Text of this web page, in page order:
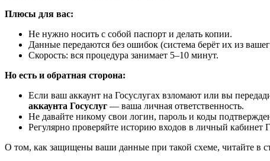
Плюсы для вас:
Не нужно носить с собой паспорт и делать копии.
Данные передаются без ошибок (система берёт их из
Скорость: вся процедура занимает 5–10 минут.
Но есть и обратная сторона:
Если ваш аккаунт на Госуслугах взломают или вы
аккаунта Госуслуг — ваша личная ответственность.
Не давайте никому свои логин, пароль и коды
Регулярно проверяйте историю входов в личный
О том, как защищены ваши данные при такой схеме, читайте в